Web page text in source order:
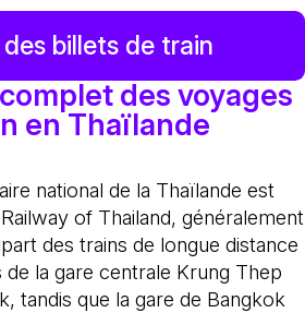
billets de train
des voyages
en Thaïlande
national de la Thaïlande est
of Thailand, généralement
des trains de longue distance
la gare centrale Krung Thep
tandis que la gare de Bangkok